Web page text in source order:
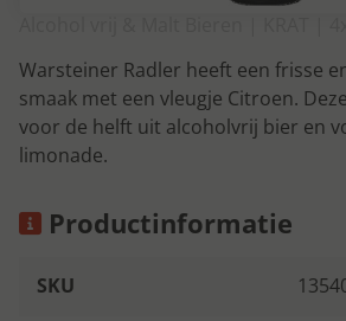
Warsteiner Radler heeft een frisse
smaak met een vleugje Citroen.
voor de helft uit alcoholvrij bier en
limonade.
Productinformatie
SKU